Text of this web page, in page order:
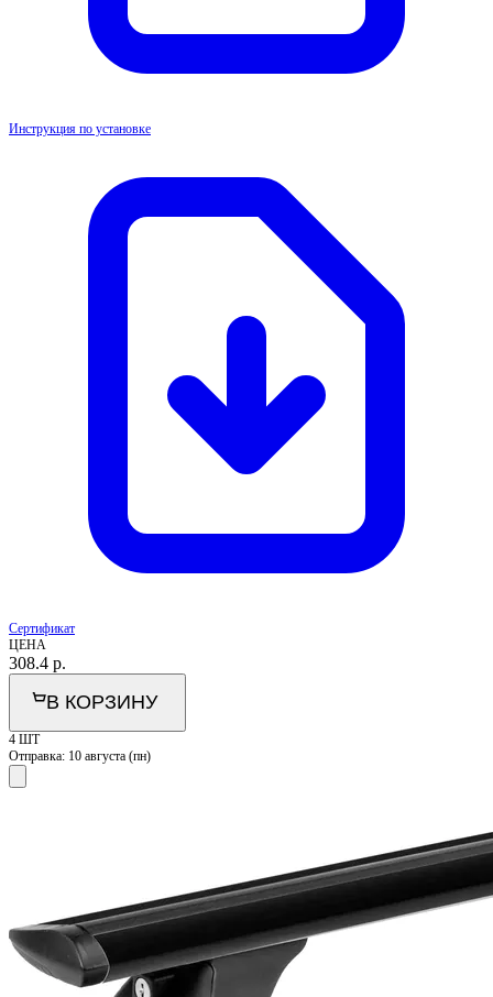
Инструкция по установке
Сертификат
ЦЕНА
308.4 р.
В КОРЗИНУ
4 ШТ
Отправка: 10 августа (пн)